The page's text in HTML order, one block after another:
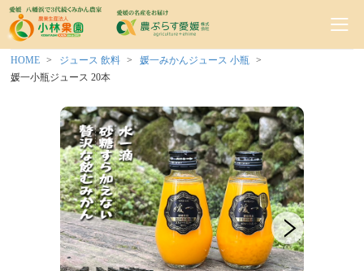
HOME ジュース 飲料
媛一みかんジュース 小瓶
媛一小瓶ジュース 20本